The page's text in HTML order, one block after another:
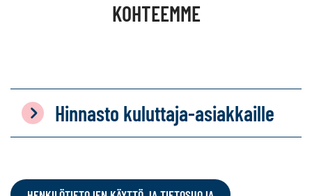
KOHTEEMME
Hinnasto kuluttaja-asiakkaille